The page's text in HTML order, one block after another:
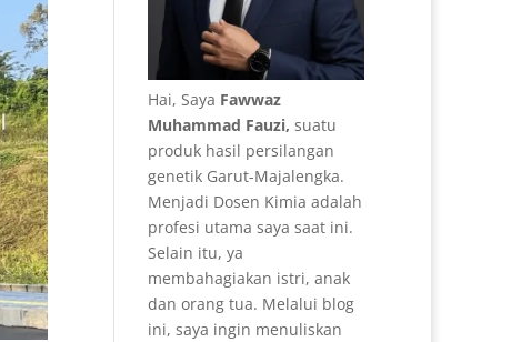
Hai, Saya Fawwaz
Muhammad Fauzi, suatu
produk hasil persilangan
genetik Garut-Majalengka.
Menjadi Dosen Kimia adalah
profesi utama saya saat ini.
Selain itu, ya
membahagiakan istri, anak
dan orang tua. Melalui blog
ini, saya ingin menuliskan